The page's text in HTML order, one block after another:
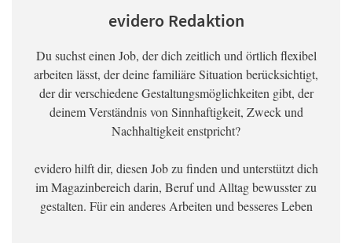
evidero Redaktion
Du suchst einen Job, der dich zeitlich und örtlich flexibel
arbeiten lässt, der deine familiäre Situation berücksichtigt,
der dir verschiedene Gestaltungsmöglichkeiten gibt, der
deinem Verständnis von Sinnhaftigkeit, Zweck und
Nachhaltigkeit enstpricht?
evidero hilft dir, diesen Job zu finden und unterstützt dich
im Magazinbereich darin, Beruf und Alltag bewusster zu
gestalten. Für ein anderes Arbeiten und besseres Leben